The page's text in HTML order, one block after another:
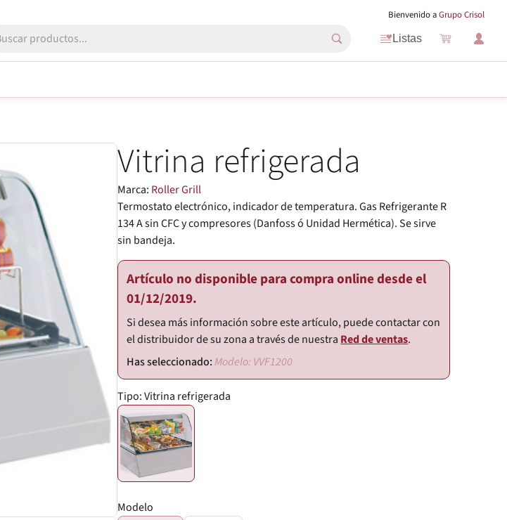
Bienvenido aGrupo Crisol
Listas
Vitrina refrigerada
Marca: Roller Grill
Termostato electrónico, indicador de temperatura. Gas Refrigerante R
134 A sin CFC y compresores (Danfoss ó Unidad Hermética). Se sirve
sin bandeja.
Artículo no disponible para compra online desde el
01/12/2019.
Si desea más información sobre este artículo, puede contactar con
el distribuidor de su zona a través de nuestra Red de ventas.
Modelo: VVF1200
Tipo:Vitrina refrigerada
Modelo